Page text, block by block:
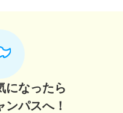
になったら
ンパスへ！